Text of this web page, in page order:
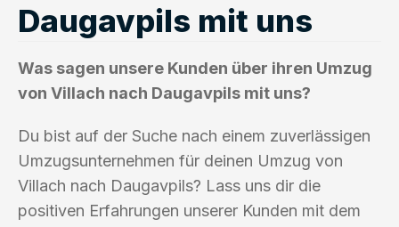
Daugavpils mit uns
Was sagen unsere Kunden über ihren Umzug
von Villach nach Daugavpils mit uns?
Du bist auf der Suche nach einem zuverlässigen
Umzugsunternehmen für deinen Umzug von
Villach nach Daugavpils? Lass uns dir die
positiven Erfahrungen unserer Kunden mit dem